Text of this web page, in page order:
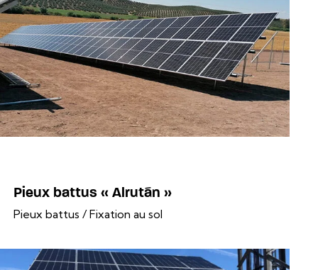
Pieux battus « Alrután »
Pieux battus / Fixation au sol